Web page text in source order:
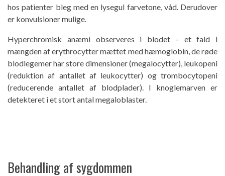
hos patienter bleg med en lysegul farvetone, våd. Derudover
er konvulsioner mulige.
Hyperchromisk anæmi observeres i blodet - et fald i
mængden af ​​erythrocytter mættet med hæmoglobin, de røde
blodlegemer har store dimensioner (megalocytter), leukopeni
(reduktion af antallet af leukocytter) og trombocytopeni
(reducerende antallet af blodplader). I knoglemarven er
detekteret i et stort antal megaloblaster.
Behandling af sygdommen